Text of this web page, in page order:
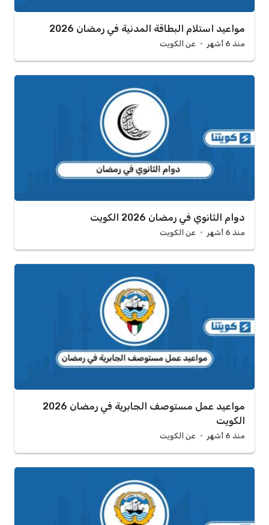
مواعيد استلام البطاقة المدنية في رمضان 2026
منذ 6 أشهر عن الكويت
دوام الثانوي في رمضان 2026 الكويت
منذ 6 أشهر عن الكويت
مواعيد عمل مستوصف الجابرية في رمضان 2026
الكويت
منذ 6 أشهر عن الكويت